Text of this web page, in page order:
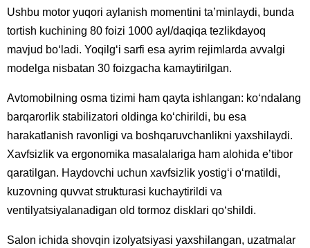
Ushbu motor yuqori aylanish momentini taʼminlaydi, bunda
tortish kuchining 80 foizi 1000 ayl/daqiqa tezlikdayoq
mavjud boʻladi. Yoqilgʻi sarfi esa ayrim rejimlarda avvalgi
modelga nisbatan 30 foizgacha kamaytirilgan.
Avtomobilning osma tizimi ham qayta ishlangan: koʻndalang
barqarorlik stabilizatori oldinga koʻchirildi, bu esa
harakatlanish ravonligi va boshqaruvchanlikni yaxshilaydi.
Xavfsizlik va ergonomika masalalariga ham alohida eʼtibor
qaratilgan. Haydovchi uchun xavfsizlik yostigʻi oʻrnatildi,
kuzovning quvvat strukturasi kuchaytirildi va
ventilyatsiyalanadigan old tormoz disklari qoʻshildi.
Salon ichida shovqin izolyatsiyasi yaxshilangan, uzatmalar